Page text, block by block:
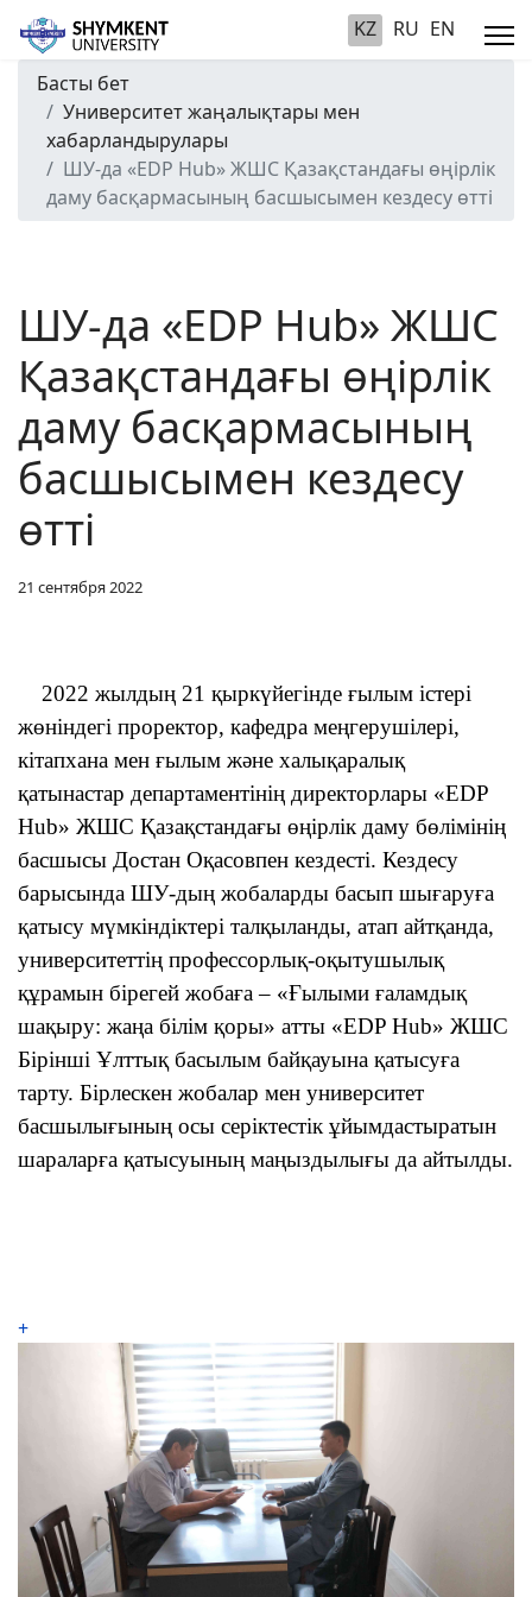
KZ RU EN
Басты бет
Университет жаңалықтары мен
хабарландырулары
ШУ-да «EDP Hub» ЖШС Қазақстандағы өңірлік
даму басқармасының басшысымен кездесу өтті
ШУ-да «EDP Hub» ЖШС
Қазақстандағы өңірлік
даму басқармасының
басшысымен кездесу
өтті
21 сентября 2022
2022 жылдың 21 қыркүйегінде ғылым істері
жөніндегі проректор, кафедра меңгерушілері,
кітапхана мен ғылым және халықаралық
қатынастар департаментінің директорлары «EDP
Hub» ЖШС Қазақстандағы өңірлік даму бөлімінің
басшысы Достан Оқасовпен кездесті. Кездесу
барысында ШУ-дың жобаларды басып шығаруға
қатысу мүмкіндіктері талқыланды, атап айтқанда,
университеттің профессорлық-оқытушылық
құрамын бірегей жобаға – «Ғылыми ғаламдық
шақыру: жаңа білім қоры» атты «EDP Hub» ЖШС
Бірінші Ұлттық басылым байқауына қатысуға
тарту. Бірлескен жобалар мен университет
басшылығының осы серіктестік ұйымдастыратын
шараларға қатысуының маңыздылығы да айтылды.
+